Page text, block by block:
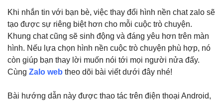
Khi nhắn tin với bạn bè, việc thay đổi hình nền chat zalo sẽ
tạo được sự riêng biệt hơn cho mỗi cuộc trò chuyện.
Khung chat cũng sẽ sinh động và đáng yêu hơn trên màn
hình. Nếu lựa chọn hình nền cuộc trò chuyện phù hợp, nó
còn giúp bạn thay lời muốn nói tới mọi người nửa đấy.
Cùng Zalo web theo dõi bài viết dưới đây nhé!
Bài hướng dẫn này được thao tác trên điện thoại Android,